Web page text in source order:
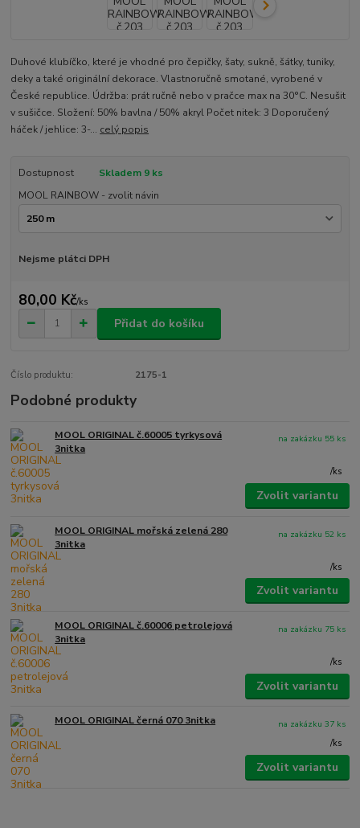
Duhové klubíčko, které je vhodné pro čepičky, šaty, sukně, šátky, tuniky,
deky a také originální dekorace. Vlastnoručně smotané, vyrobené v
České republice. Údržba: prát ručně nebo v pračce max na 30°C. Nesušit
v sušičce. Složení: 50% bavlna / 50% akryl Počet nitek: 3 Doporučený
háček / jehlice: 3-... celý popis
Dostupnost
Skladem 9 ks
MOOL RAINBOW - zvolit návin
Nejsme plátci DPH
80,00 Kč/ks
Přidat do košíku
Číslo produktu: 2175-1
Podobné produkty
MOOL ORIGINAL č.60005 tyrkysová
3nitka
/ks
na zakázku 55 ks
Zvolit variantu
MOOL ORIGINAL mořská zelená 280
3nitka
/ks
na zakázku 52 ks
Zvolit variantu
MOOL ORIGINAL č.60006 petrolejová
3nitka
/ks
na zakázku 75 ks
Zvolit variantu
MOOL ORIGINAL černá 070 3nitka
/ks
na zakázku 37 ks
Zvolit variantu